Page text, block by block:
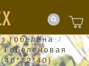
гобелена /
Гобеленовая